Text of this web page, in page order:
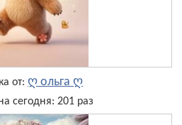
от: ღ ольга ღ
сегодня: 201 раз